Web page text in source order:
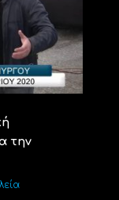
την